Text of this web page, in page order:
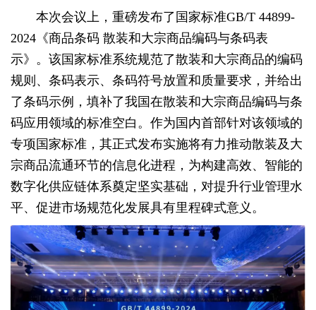
本次会议上，重磅发布了国家标准GB/T 44899-
2024《商品条码 散装和大宗商品编码与条码表
示》。该国家标准系统规范了散装和大宗商品的编码
规则、条码表示、条码符号放置和质量要求，并给出
了条码示例，填补了我国在散装和大宗商品编码与条
码应用领域的标准空白。作为国内首部针对该领域的
专项国家标准，其正式发布实施将有力推动散装及大
宗商品流通环节的信息化进程，为构建高效、智能的
数字化供应链体系奠定坚实基础，对提升行业管理水
平、促进市场规范化发展具有里程碑式意义。